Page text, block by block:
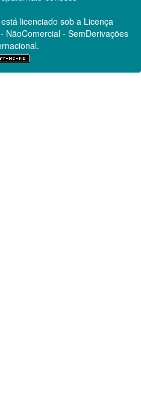
licenciado sob a Licença
NãoComercial - SemDerivações